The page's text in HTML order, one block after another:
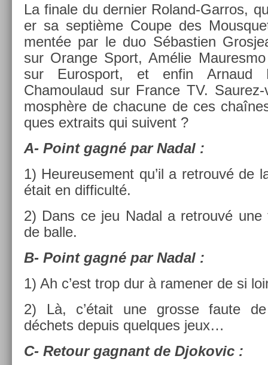
La fin­ale du de­rni­er Roland-Garros,
er sa septième Coupe des
mentée par le duo Sébas­ti­en
sur Oran­ge Sport, Amélie
sur Euros­port, et enfin Ar­naud
Chamoulaud sur Fran­ce TV.
mosphère de chacune de ces
ques extra­its qui suivent ?
A- Point gagné par Nadal :
1) Heureuse­ment qu’il a retro­uvé de
était en dif­ficulté.
2) Dans ce jeu Nadal a retro­uvé une
de balle.
B- Point gagné par Nadal :
1) Ah c’est trop dur à ramen­er de si
2) Là, c’était une gros­se faute
déchets de­puis quel­ques jeux…
C- Re­tour gag­nant de Djokovic :